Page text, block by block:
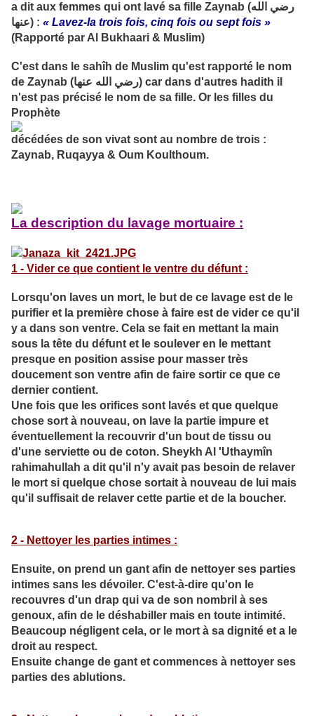
a dit aux femmes qui ont lavé sa fille Zaynab (رضي الله
عنها) : « Lavez-la trois fois, cinq fois ou sept fois »
(Rapporté par Al Bukhaari & Muslim)
C'est dans le sahîh de Muslim qu'est rapporté le nom
de Zaynab (رضي الله عنها) car dans d'autres hadith il
n'est pas précisé le nom de sa fille. Or les filles du
Prophète
décédées de son vivat sont au nombre de trois :
Zaynab, Ruqayya & Oum Koulthoum.
La description du lavage mortuaire :
1 - Vider ce que contient le ventre du défunt :
Lorsqu'on laves un mort, le but de ce lavage est de le
purifier et la première chose à faire est de vider ce qu'il
y a dans son ventre. Cela se fait en mettant la main
sous la tête du défunt et le soulever en le mettant
presque en position assise pour masser très
doucement son ventre afin de faire sortir ce que ce
dernier contient.
Une fois que les orifices sont lavés et que quelque
chose sort à nouveau, on lave la partie impure et
éventuellement la recouvrir d'un bout de tissu ou
d'une serviette ou de coton. Sheykh Al 'Uthaymîn
rahimahullah a dit qu'il n'y avait pas besoin de relaver
le mort si quelque chose sortait à nouveau de lui mais
qu'il suffisait de relaver cette partie et de la boucher.
2 - Nettoyer les parties intimes :
Ensuite, on prend un gant afin de nettoyer ses parties
intimes sans les dévoiler. C'est-à-dire qu'on le
recouvres d'un drap qui va de son nombril à ses
genoux, afin de le déshabiller mais en toute intimité.
Beaucoup négligent cela, or le mort à sa dignité et a le
droit au respect.
Ensuite change de gant et commences à nettoyer ses
parties des ablutions.